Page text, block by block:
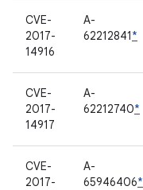
CVE-
2017-
14916
A-
62212841*
CVE-
2017-
14917
A-
62212740*
CVE-
2017-
A-
65946406*